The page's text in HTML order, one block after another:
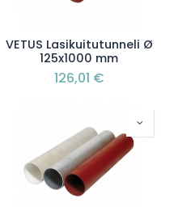
VETUS Lasikuitutunneli Ø
125x1000 mm
126,01 €